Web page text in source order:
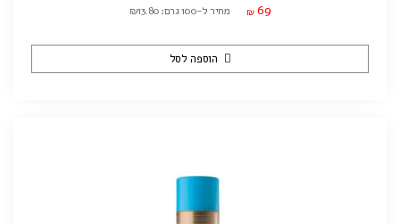
₪ 69 מחיר ל-100 גרם: ₪13.80
הוספה לסל